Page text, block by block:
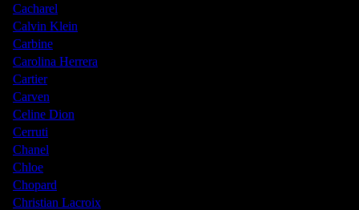
Cacharel
Calvin Klein
Carbine
Carolina Herrera
Cartier
Carven
Celine Dion
Cerruti
Chanel
Chloe
Chopard
Christian Lacroix